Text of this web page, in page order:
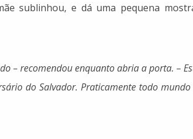
sublinhou, e dá uma pequena
– recomendou enquanto abria a porta. –
do Salvador. Praticamente todo